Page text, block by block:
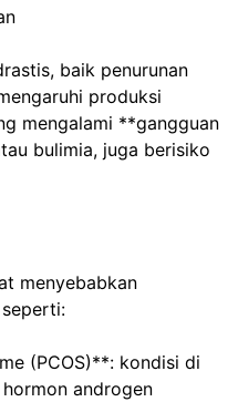
baik penurunan
produksi
mengalami **gangguan
bulimia, juga berisiko
menyebabkan
(PCOS)**: kondisi di
androgen